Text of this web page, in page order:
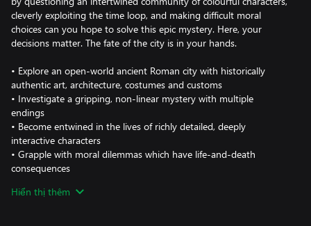
cleverly exploiting the time loop, and making difficult moral
choices can you hope to solve this epic mystery. Here, your
decisions matter. The fate of the city is in your hands.
• Explore an open-world ancient Roman city with historically
authentic art, architecture, costumes and customs
• Investigate a gripping, non-linear mystery with multiple
endings
• Become entwined in the lives of richly detailed, deeply
interactive characters
• Grapple with moral dilemmas which have life-and-death
consequences
gender, origin and backstory
Hiển thị thêm